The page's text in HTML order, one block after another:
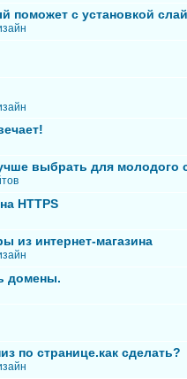
поможет с установкой
выбрать для молодого
HTTPS
из интернет-магазина
домены.
по странице.как сделать?